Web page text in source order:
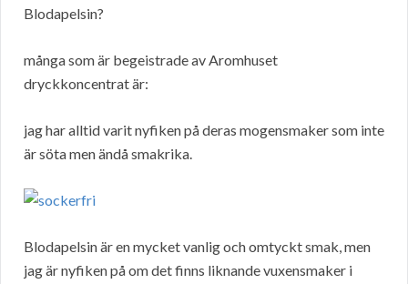
Blodapelsin?
många som är begeistrade av Aromhuset
dryckkoncentrat är:
jag har alltid varit nyfiken på deras mogensmaker som inte
är söta men ändå smakrika.
Blodapelsin är en mycket vanlig och omtyckt smak, men
jag är nyfiken på om det finns liknande vuxensmaker i